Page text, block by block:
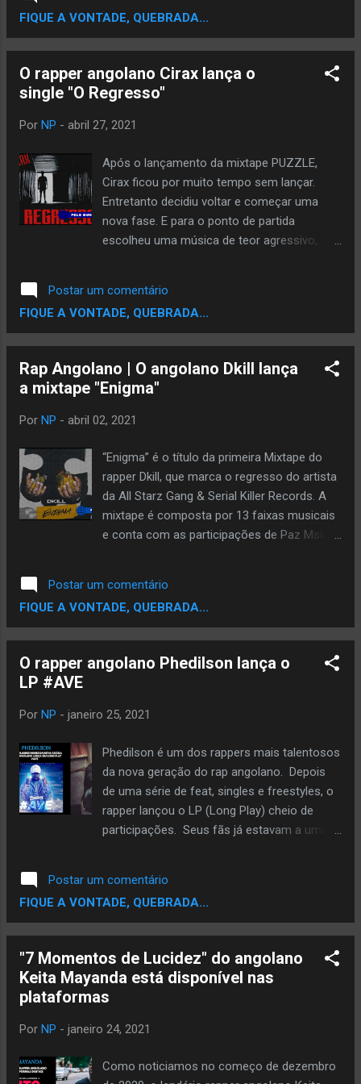
vassalos a ideia que tudo está bom só
porque a aparência o mostra assim. Com 6
faixas musicais que te levarão a uma viagem
conta com a participação de Jacob, Neide
José na faixa 5 e Emildy Kennedy nas faixas
3 e 6, com vozes adicionadas de Jang
Temos arranjos de baixo com CO
Nacionalista, toda direção artística ficou a
cargo Eduardo e o desenvolvimento gráficos
nas mãos de Wilson dos Reis, enquanto que
a composição e interpretação foi feita por
Muros de Barro
FIQUE A VONTADE, QUEBRADA...
O rapper angolano Cirax lança o
single "O Regresso"
Por NP - abril 27, 2021
Após o lançamento da mixtape PUZZLE,
Cirax ficou por muito tempo sem lançar.
Entretanto decidiu voltar e começar uma
nova fase. E para o ponto de partida
escolheu uma música de teor agressivo,
CÍRAX · O Regresso (Prod. Buckroll)
Postar um comentário
FIQUE A VONTADE, QUEBRADA...
Rap Angolano | O angolano Dkill lança
a mixtape "Enigma"
Por NP - abril 02, 2021
“Enigma” é o título da primeira Mixtape do
rapper Dkill, que marca o regresso do artista
da All Starz Gang & Serial Killer Records. A
mixtape é composta por 13 faixas musicais
e conta com as participações de Paz Msk,
apresentam: Dkill - Mixtape (Enigma).
DOWNLOAD | MEDIAFIRE Ouça: Dkill SkrAsg ·
2-Hip Hop prt2
Postar um comentário
FIQUE A VONTADE, QUEBRADA...
O rapper angolano Phedilson lança o
LP #AVE
Por NP - janeiro 25, 2021
Phedilson é um dos rappers mais talentosos
da nova geração do rap angolano. Depois
de uma série de feat, singles e freestyles, o
rapper lançou o LP (Long Play) cheio de
participações. Seus fãs já estavam a uma
como: Merson Clavius, Madkutz, Jacira
Mendonça, Hernâni da Silva, Gianni $tallone,
DH e Dji tafinha, Francis, Mc Cabinda, VC, FT
Freezy, Sentinela e Kid Mau. #AVE também
conta com skits com depoimentos de
Valete e Kool Klever . Você pode ouvir o
Long Play no Soundcloud , Spotify e
Postar um comentário
FIQUE A VONTADE, QUEBRADA...
"7 Momentos de Lucidez" do angolano
Keita Mayanda está disponível nas
plataformas
Por NP - janeiro 24, 2021
Como noticiamos no começo de dezembro